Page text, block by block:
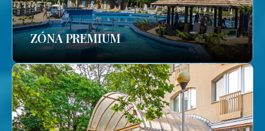
ZÓNA PREMIUM